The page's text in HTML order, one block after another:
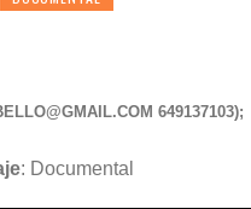
649137103);
: Documental